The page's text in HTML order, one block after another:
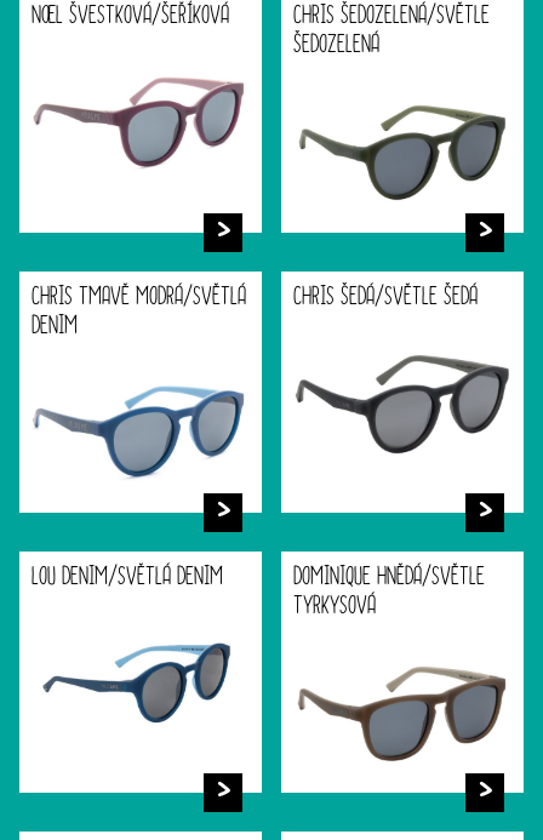
NOEL ŠVESTKOVÁ/ŠEŘÍKOVÁ
CHRIS ŠEDOZELENÁ/SVĚTLE
ŠEDOZELENÁ
CHRIS TMAVĚ MODRÁ/SVĚTLÁ
DENIM
CHRIS ŠEDÁ/SVĚTLE ŠEDÁ
LOU DENIM/SVĚTLÁ DENIM
DOMINIQUE HNĚDÁ/SVĚTLE
TYRKYSOVÁ